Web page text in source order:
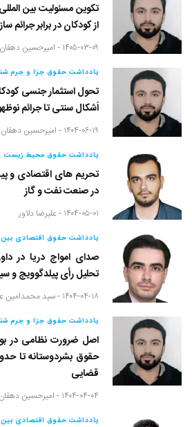
تکوین مسئولیت بین
از کودکان در برابر جرائم
۱۴۰۵-۰۳-۰۹ - امیرحسین دهقان
یادداشت حقوق جزا و جرم
تحول استثمار جنسی
اَشکال سنتی تا جرائم
۱۴۰۴-۰۶-۱۹ - امیرحسین دهقان
یادداشت حقوق محیط زیست
تحریم های اقتصادی و
در صنعت نفت و گاز
۱۴۰۴-۰۵-۰۱ - علیرضا دلاور
یادداشت حقوق اقتصادی بین
صدای امواج دریا در
تحلیل رأی پیلدگوویچ و
۱۴۰۴-۰۴-۱۸ - سید محمدامین
یادداشت حقوق جزا و جرم
اصل ضرورت نظامی در
حقوق بشردوستانه تا
قضایی
۱۴۰۴-۰۴-۰۴ - امیرحسین
یادداشت حقوق اقتصادی بین